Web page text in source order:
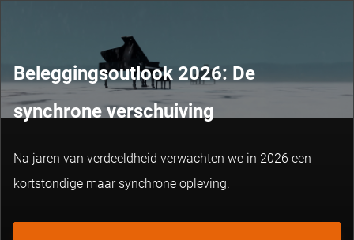
Beleggingsoutlook 2026: De
synchrone verschuiving
Na jaren van verdeeldheid verwachten we in 2026 een
kortstondige maar synchrone opleving.